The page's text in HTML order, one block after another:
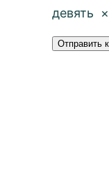
девять
×